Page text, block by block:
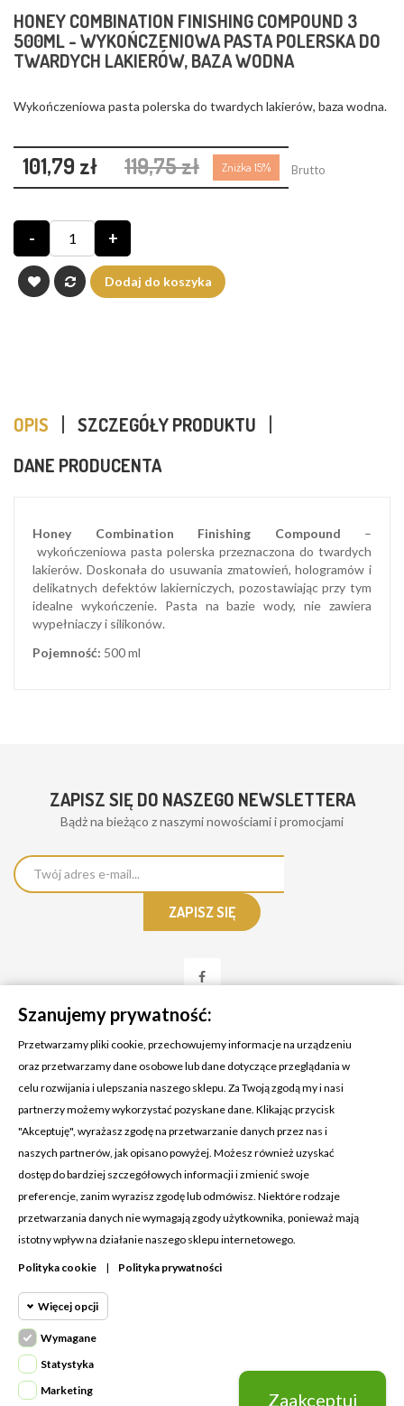
HONEY COMBINATION FINISHING COMPOUND 3
500ML - WYKOŃCZENIOWA PASTA POLERSKA DO
TWARDYCH LAKIERÓW, BAZA WODNA
Wykończeniowa pasta polerska do twardych lakierów, baza wodna.
101,79 zł 119,75 zł Zniżka 15% Brutto
- +
Dodaj do koszyka
OPIS
SZCZEGÓŁY PRODUKTU
DANE PRODUCENTA
Honey Combination Finishing Compound –
wykończeniowa pasta polerska przeznaczona do twardych
lakierów. Doskonała do usuwania zmatowień, hologramów i
delikatnych defektów lakierniczych, pozostawiając przy tym
idealne wykończenie. Pasta na bazie wody, nie zawiera
wypełniaczy i silikonów.
Pojemność: 500 ml
ZAPISZ SIĘ DO NASZEGO NEWSLETTERA
Bądż na bieżąco z naszymi nowościami i promocjami
KONTAKT Z NAMI
Adres:
Cosmetic4car
Budzisz 73A
39-200 Dębica
Dominik:
Klaudia: +48 730634730
MOJE KONTO
PRODUKTY
NASZA FIRMA
Szanujemy prywatność:
Przetwarzamy pliki cookie, przechowujemy informacje na urządzeniu
oraz przetwarzamy dane osobowe lub dane dotyczące przeglądania w
celu rozwijania i ulepszania naszego sklepu. Za Twoją zgodą my i nasi
partnerzy możemy wykorzystać pozyskane dane. Klikając przycisk
"Akceptuję", wyrażasz zgodę na przetwarzanie danych przez nas i
naszych partnerów, jak opisano powyżej. Możesz również uzyskać
dostęp do bardziej szczegółowych informacji i zmienić swoje
preferencje, zanim wyrazisz zgodę lub odmówisz. Niektóre rodzaje
przetwarzania danych nie wymagają zgody użytkownika, ponieważ mają
istotny wpływ na działanie naszego sklepu internetowego.
Polityka cookie | Polityka prywatności
Więcej opcji
Wymagane
Wymagane pliki cookie oraz cookie
HttpOnly. Pliki cookie wymagane do
Cookie
Wymagane
Statystyka
Marketing
Zaakceptuj